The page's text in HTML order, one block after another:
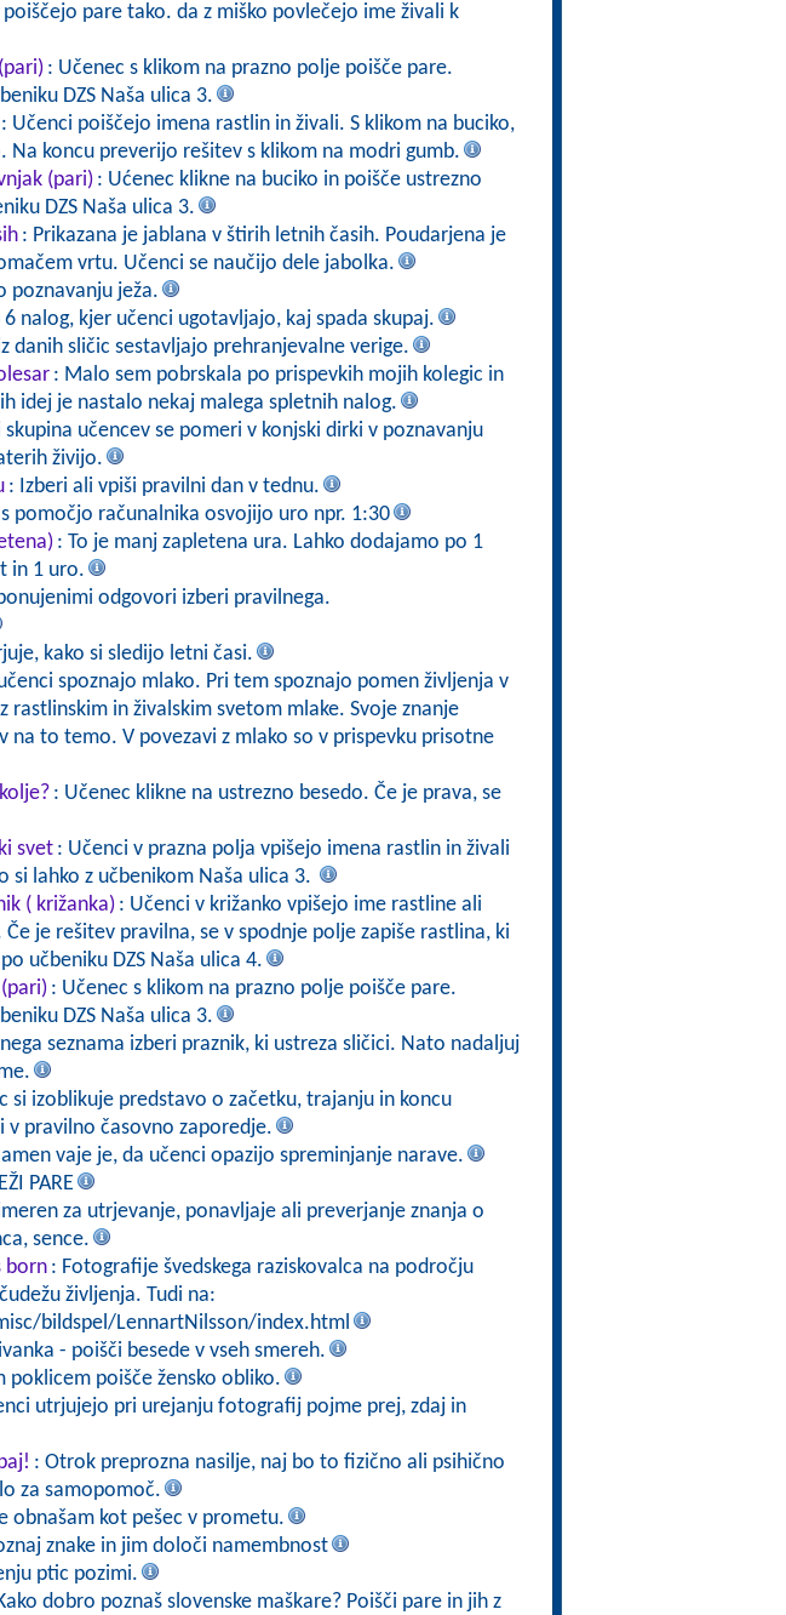
pare tako. da z miško povlečejo ime živali k
: Učenec s klikom na prazno polje poišče pare.
DZS Naša ulica 3.
: Učenci poiščejo imena rastlin in živali. S klikom na buciko,
Na koncu preverijo rešitev s klikom na modri gumb.
(pari) : Ućenec klikne na buciko in poišče ustrezno
DZS Naša ulica 3.
: Prikazana je jablana v štirih letnih časih. Poudarjena je
vrtu. Učenci se naučijo dele jabolka.
poznavanju ježa.
6 nalog, kjer učenci ugotavljajo, kaj spada skupaj.
danih sličic sestavljajo prehranjevalne verige.
: Malo sem pobrskala po prispevkih mojih kolegic in
idej je nastalo nekaj malega spletnih nalog.
skupina učencev se pomeri v konjski dirki v poznavanju
živijo.
: Izberi ali vpiši pravilni dan v tednu.
pomočjo računalnika osvojijo uro npr. 1:30
: To je manj zapletena ura. Lahko dodajamo po 1
in 1 uro.
odgovori izberi pravilnega.
kako si sledijo letni časi.
spoznajo mlako. Pri tem spoznajo pomen življenja v
rastlinskim in živalskim svetom mlake. Svoje znanje
na to temo. V povezavi z mlako so v prispevku prisotne
: Učenec klikne na ustrezno besedo. Če je prava, se
svet : Učenci v prazna polja vpišejo imena rastlin in živali
si lahko z učbenikom Naša ulica 3.
( križanka) : Učenci v križanko vpišejo ime rastline ali
je rešitev pravilna, se v spodnje polje zapiše rastlina, ki
učbeniku DZS Naša ulica 4.
: Učenec s klikom na prazno polje poišče pare.
DZS Naša ulica 3.
seznama izberi praznik, ki ustreza sličici. Nato nadaljuj
si izoblikuje predstavo o začetku, trajanju in koncu
v pravilno časovno zaporedje.
vaje je, da učenci opazijo spreminjanje narave.
PARE
za utrjevanje, ponavljaje ali preverjanje znanja o
sence.
born : Fotografije švedskega raziskovalca na področju
življenja. Tudi na:
bildspel/LennartNilsson/index.html
- poišči besede v vseh smereh.
poklicem poišče žensko obliko.
utrjujejo pri urejanju fotografij pojme prej, zdaj in
: Otrok preprozna nasilje, naj bo to fizično ali psihično
za samopomoč.
obnašam kot pešec v prometu.
znake in jim določi namembnost
ptic pozimi.
dobro poznaš slovenske maškare? Poišči pare in jih z